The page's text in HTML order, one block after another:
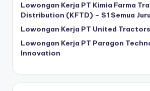
Lowongan Kerja PT Kimia Farma
Distribution (KFTD) – S1 Semua
Lowongan Kerja PT United
Lowongan Kerja PT Paragon
Innovation